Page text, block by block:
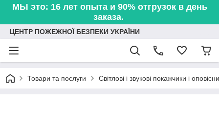
МЫ это: 16 лет опыта и 90% отгрузок в день
заказа.
ЦЕНТР ПОЖЕЖНОЇ БЕЗПЕКИ УКРАЇНИ
Товари та послуги Світлові і звукові покажчики і